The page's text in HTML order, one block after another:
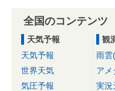
全国のコンテンツ
天気予報
天気予報
世界天気
気圧予報
観
雨雲
アメ
実況